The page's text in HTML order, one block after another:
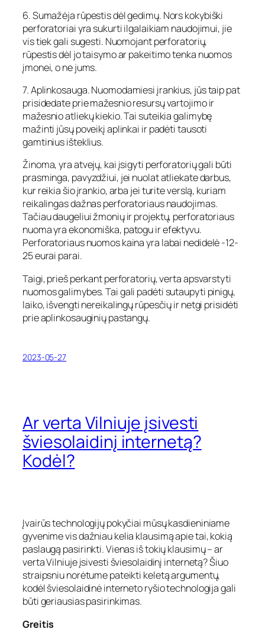
6. Sumažėja rūpestis dėl gedimų. Nors kokybiški
perforatoriai yra sukurti ilgalaikiam naudojimui, jie
vis tiek gali sugesti. Nuomojant perforatorių,
rūpestis dėl jo taisymo ar pakeitimo tenka nuomos
įmonei, o ne jums.
7. Aplinkosauga. Nuomodamiesi įrankius, jūs taip pat
prisidedate prie mažesnio resursų vartojimo ir
mažesnio atliekų kiekio. Tai suteikia galimybę
mažinti jūsų poveikį aplinkai ir padėti tausoti
gamtinius išteklius.
Žinoma, yra atvejų, kai įsigyti perforatorių gali būti
prasminga, pavyzdžiui, jei nuolat atliekate darbus,
kur reikia šio įrankio, arba jei turite verslą, kuriam
reikalingas dažnas perforatoriaus naudojimas.
Tačiau daugeliui žmonių ir projektų, perforatoriaus
nuoma yra ekonomiška, patogu ir efektyvu.
Perforatoriaus nuomos kaina yra labai nedidelė -12-
25 eurai parai.
Taigi, prieš perkant perforatorių, verta apsvarstyti
nuomos galimybes. Tai gali padėti sutaupyti pinigų,
laiko, išvengti nereikalingų rūpesčių ir netgi prisidėti
prie aplinkosauginių pastangų.
2023-05-27
Ar verta Vilniuje įsivesti
šviesolaidinį internetą?
Kodėl?
Įvairūs technologijų pokyčiai mūsų kasdieniniame
gyvenime vis dažniau kelia klausimą apie tai, kokią
paslaugą pasirinkti. Vienas iš tokių klausimų – ar
verta Vilniuje įsivesti šviesolaidinį internetą? Šiuo
straipsniu norėtume pateikti keletą argumentų,
kodėl šviesolaidinė interneto ryšio technologija gali
būti geriausias pasirinkimas.
Greitis